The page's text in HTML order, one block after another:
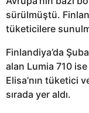
sürülmüştü.
tüketicilere
Finlandiya’da
alan Lumia 710
Elisa’nın tüketici
sırada yer aldı.